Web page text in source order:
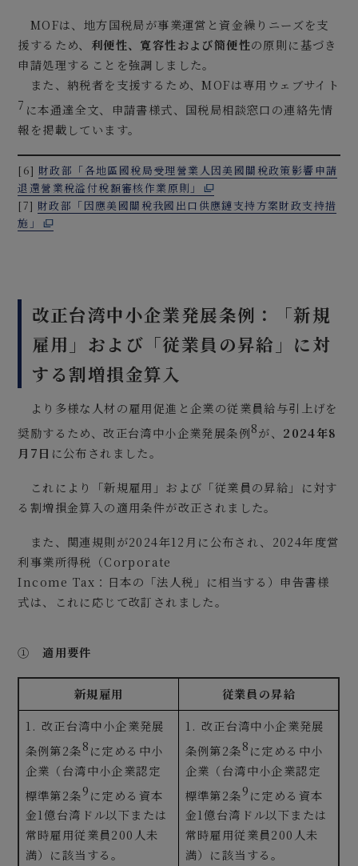
MOFは、地方国税局が事業運営と資金繰りニーズを支
援するため、 利便性、寛容性および簡便性の原則に基づき
申請処理することを強調しました。
また、納税者を支援するため、MOFは専用ウェブサイト
7 に本通達全文、申請書様式、国税局相談窓口の連絡先情
報を掲載しています。
[6] 財政部「各地區國稅局受理營業人因美國關稅政策影響申請
退還營業稅溢付稅額審核作業原則」
[7] 財政部「因應美國關稅我國出口供應鏈支持方案財政支持措
施」
改正台湾中小企業発展条例：「新規
雇用」および「従業員の昇給」に対
する割増損金算入
より多様な人材の雇用促進と企業の従業員給与引上げを
奨励するため、改正台湾中小企業発展条例8が、 2024年8
月7日 に公布されました。
これにより「新規雇用」および「従業員の昇給」に対す
る割増損金算入の適用条件が改正されました。
また、関連規則が2024年12月に公布され、2024年度営
利事業所得税（Corporate
Income Tax：日本の「法人税」に相当する）申告書様
式は、これに応じて改訂されました。
①適用要件
新規雇用
従業員の昇給
1. 改正台湾中小企業発展
条例第2条8 に定める中小
企業（台湾中小企業認定
標準第2条9 に定める資本
金1億台湾ドル以下または
常時雇用従業員200人未
満）に該当する。
1. 改正台湾中小企業発展
条例第2条8 に定める中小
企業（台湾中小企業認定
標準第2条9 に定める資本
金1億台湾ドル以下または
常時雇用従業員200人未
満）に該当する。